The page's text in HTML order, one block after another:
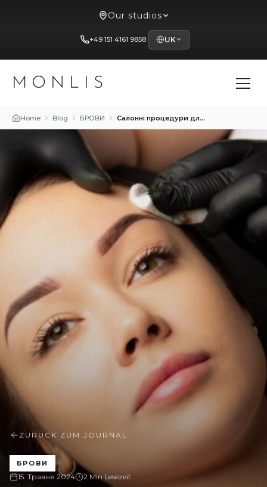
Our studios
+49 151 4161 9858 UK
MONLIS
Home Blog БРОВИ Салонні процедури для росту та зміцнення брів
ZURÜCK ZUM JOURNAL
БРОВИ
15. Травня 2024 2 Min Lesezeit